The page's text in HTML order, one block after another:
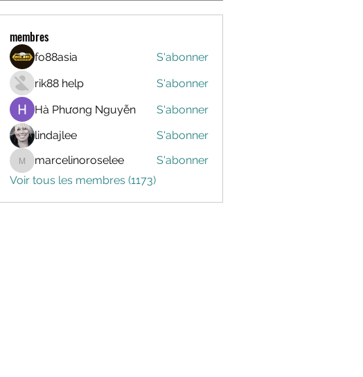
membres
fo88asia
S'abonner
rik88 help
S'abonner
Hà Phương Nguyễn
S'abonner
lindajlee
S'abonner
marcelinoroselee
marcelinoroselee
S'abonner
Voir tous les membres (1173)